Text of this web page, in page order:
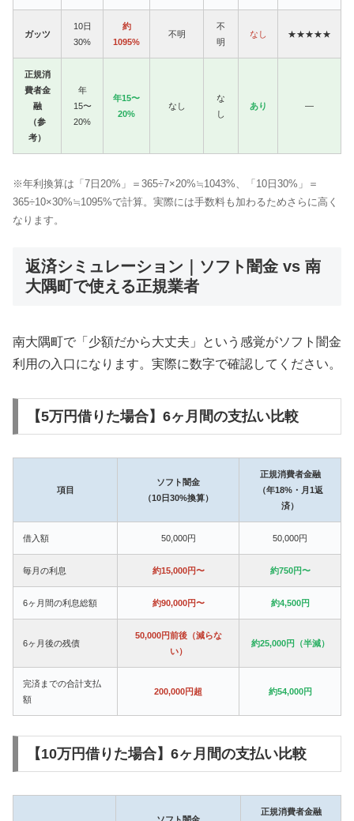
ガッツ
10日
30%
約
1095%
不明
不
明
なし ★★★★★
正規消
費者金
融
（参
考）
年
15〜
20%
年15〜
20%
なし
な
し
あり —
※年利換算は「7日20%」＝365÷7×20%≒1043%、「10日30%」＝
365÷10×30%≒1095%で計算。実際には手数料も加わるためさらに高く
なります。
返済シミュレーション｜ソフト闇金 vs 南
大隅町で使える正規業者
南大隅町で「少額だから大丈夫」という感覚がソフト闇金
利用の入口になります。実際に数字で確認してください。
【5万円借りた場合】6ヶ月間の支払い比較
項目
ソフト闇金
（10日30%換算）
正規消費者金融
（年18%・月1返
済）
借入額 50,000円 50,000円
毎月の利息 約15,000円〜 約750円〜
6ヶ月間の利息総額 約90,000円〜 約4,500円
6ヶ月後の残債
50,000円前後（減らな
い）
約25,000円（半減）
完済までの合計支払
額
200,000円超 約54,000円
【10万円借りた場合】6ヶ月間の支払い比較
正規消費者金融